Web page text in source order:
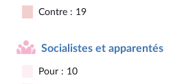
Contre : 19
Socialistes et apparentés
Pour : 10